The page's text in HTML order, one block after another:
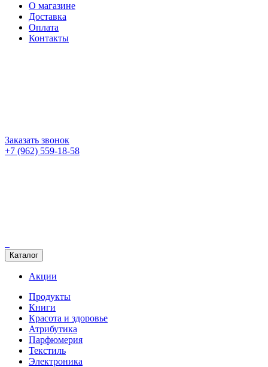
О магазине
Доставка
Оплата
Контакты
Заказать звонок
+7 (962) 559-18-58
Каталог
Акции
Продукты
Книги
Красота и здоровье
Атрибутика
Парфюмерия
Текстиль
Электроника